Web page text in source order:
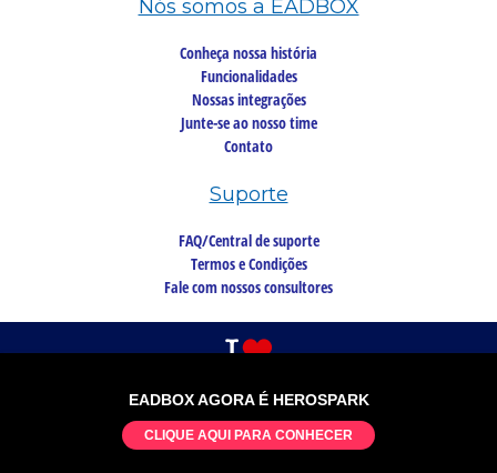
EADBOX AGORA É HEROSPARK
CLIQUE AQUI PARA CONHECER
Nós somos a EADBOX
Conheça nossa história
Funcionalidades
Nossas integrações
Junte-se ao nosso time
Contato
Suporte
FAQ/Central de suporte
Termos e Condições
Fale com nossos consultores
©2026 Copyright, todos os direitos reservados